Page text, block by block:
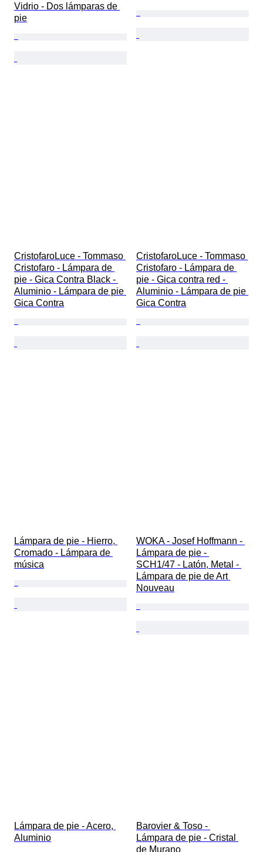
Vidrio - Dos lámparas de
pie
CristofaroLuce - Tommaso
Cristofaro - Lámpara de
pie - Gica Contra Black -
Aluminio - Lámpara de pie
Gica Contra
CristofaroLuce - Tommaso
Cristofaro - Lámpara de
pie - Gica contra red -
Aluminio - Lámpara de pie
Gica Contra
Lámpara de pie - Hierro,
Cromado - Lámpara de
música
WOKA - Josef Hoffmann -
Lámpara de pie -
SCH1/47 - Latón, Metal -
Lámpara de pie de Art
Nouveau
Lámpara de pie - Acero,
Aluminio
Barovier & Toso -
Lámpara de pie - Cristal
de Murano